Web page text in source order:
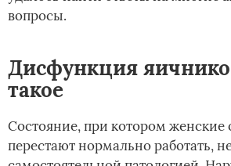
вопросы.
Дисфункция
такое
Состояние, при котором женские
перестают нормально работать,